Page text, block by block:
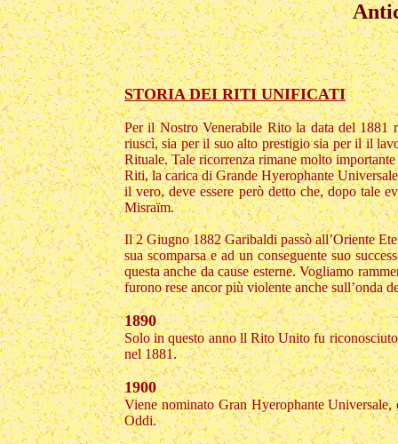
STORIA DEI RITI UNIFICATI
Per il Nostro Venerabile Rito la data del 1881
riuscì, sia per il suo alto prestigio sia per il il
Rituale. Tale ricorrenza rimane molto
Riti, la carica di Grande Hyerophante
il vero, deve essere però detto che, dopo tale
Misraïm.
Il 2 Giugno 1882 Garibaldi passò all’Oriente
sua scomparsa e ad un conseguente suo
questa anche da cause esterne. Vogliamo
furono rese ancor più violente anche sull’onda
1890
Solo in questo anno ll Rito Unito fu
nel 1881.
1900
Viene nominato Gran Hyerophante
Oddi.